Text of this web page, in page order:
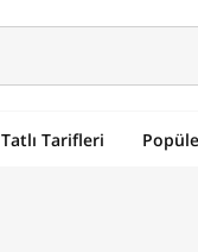
Tatlı Tarifleri